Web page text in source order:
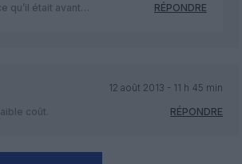
qu’il était avant…
RÉPONDRE
12 août 2013 - 11 h 45 min
coût.
RÉPONDRE